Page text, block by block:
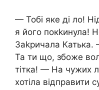
— Тобі яке ді ло!
я його покkинула!
Заkричала
Та ти що, збоже
тітка! — На чужих
хотіла відправити